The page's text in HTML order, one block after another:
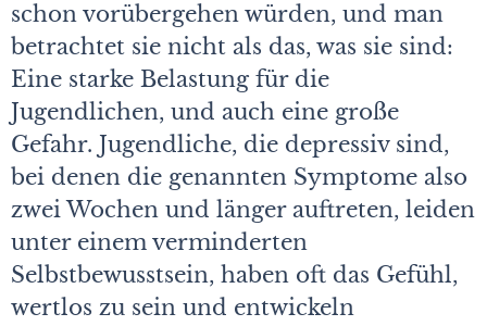
schon vorübergehen würden, und man
betrachtet sie nicht als das, was sie sind:
Eine starke Belastung für die
Jugendlichen, und auch eine große
Gefahr. Jugendliche, die depressiv sind,
bei denen die genannten Symptome also
zwei Wochen und länger auftreten, leiden
unter einem verminderten
Selbstbewusstsein, haben oft das Gefühl,
wertlos zu sein und entwickeln